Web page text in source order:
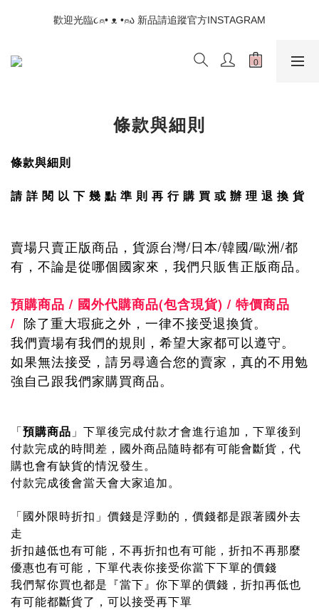
📣如果遇到結帳沒有反應，請另開瀏覽器 (不要直接從ig連結網站
下單)
歡迎光臨૮⍝• ᴥ •⍝ა 新品請追蹤官方INSTAGRAM
📣如果遇到結帳沒有反應，請另開瀏覽器 (不要直接從ig連結網站
條款與細則
條款與細則
請 詳 閱 以 下 幾 點 準 則 再 行 購 買 或 辦 理 退 換 貨
賣場只賣正版商品，貨源台灣/日本/韓國/歐洲/都
有，不論是從哪個國家來，我們只販售正版商品。
預購商品 / 國外代購商品(包含現貨) / 特價商品
/ 除了重大瑕疵之外，一律不接受退換貨。
我們賣場有我們的規則，希望大家都可以遵守。
如果無法接受，請另尋適合您的賣家，真的不用勉
強自己跟我們家購買商品。
「預購商品 」下單後完成付款才會進行追加，下單後到
付款完成的時間差，國外商品隨時都有可能會斷貨，代
購也會有缺貨的情況發生。
付款完成後會當天會大家追加。
「國外限時折扣 」價錢是浮動的，價錢都是跟著國外去
走
折扣越低也有可能，不再折扣也有可能，折扣不再那麼
優惠也有可能， 下單代表你接受你當下下單的價錢
我們幫你買也都是『當下』你下單的價錢，折扣再低也
有可能都斷貨了，可以接受再下單